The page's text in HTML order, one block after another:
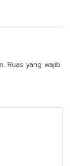
Ruas yang wajib